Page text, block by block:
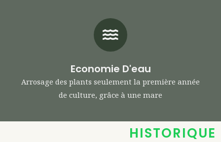
Economie D'eau
Arrosage des plants seulement la première année
de culture, grâce à une mare
HISTORIQUE